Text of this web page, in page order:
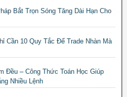
Bắt Trọn Sóng Tăng Dài Hạn Cho
Cần 10 Quy Tắc Để Trade Nhàn Mà
Đều – Công Thức Toán Học Giúp
Nhiều Lệnh